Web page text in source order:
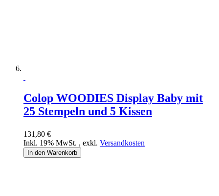
Colop WOODIES Display Baby mit
25 Stempeln und 5 Kissen
131,80 €
Inkl. 19% MwSt. , exkl. Versandkosten
In den Warenkorb